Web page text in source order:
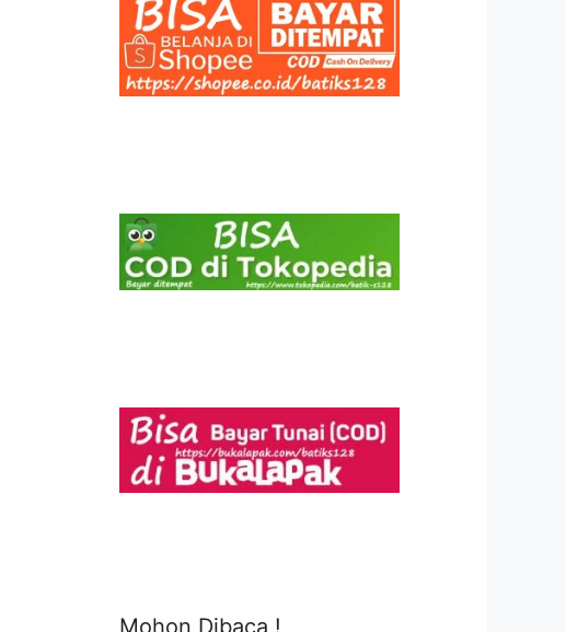
Mohon Dibaca !